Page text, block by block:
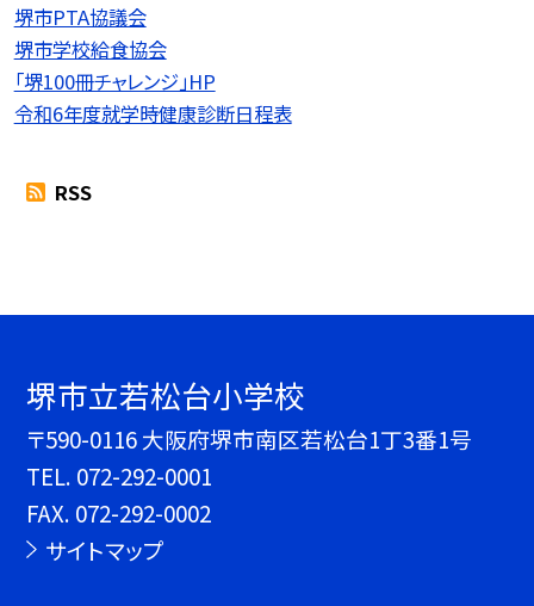
堺市PTA協議会
堺市学校給食協会
「堺100冊チャレンジ」HP
令和6年度就学時健康診断日程表
RSS
堺市立若松台小学校
〒590-0116 大阪府堺市南区若松台1丁3番1号
TEL. 072-292-0001
FAX. 072-292-0002
サイトマップ